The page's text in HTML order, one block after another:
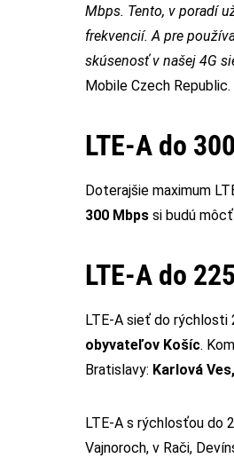
Mbps. Tento, v poradí
frekvencií. A pre
skúsenosť v našej 4G
Mobile Czech Republic.
LTE-A do
Doterajšie maximum
300 Mbps si budú
LTE-A do
LTE-A sieť do rýchlosti
obyvateľov Košíc.
Bratislavy: Karlová
LTE-A s rýchlosťou do
Vajnoroch, v Rači,